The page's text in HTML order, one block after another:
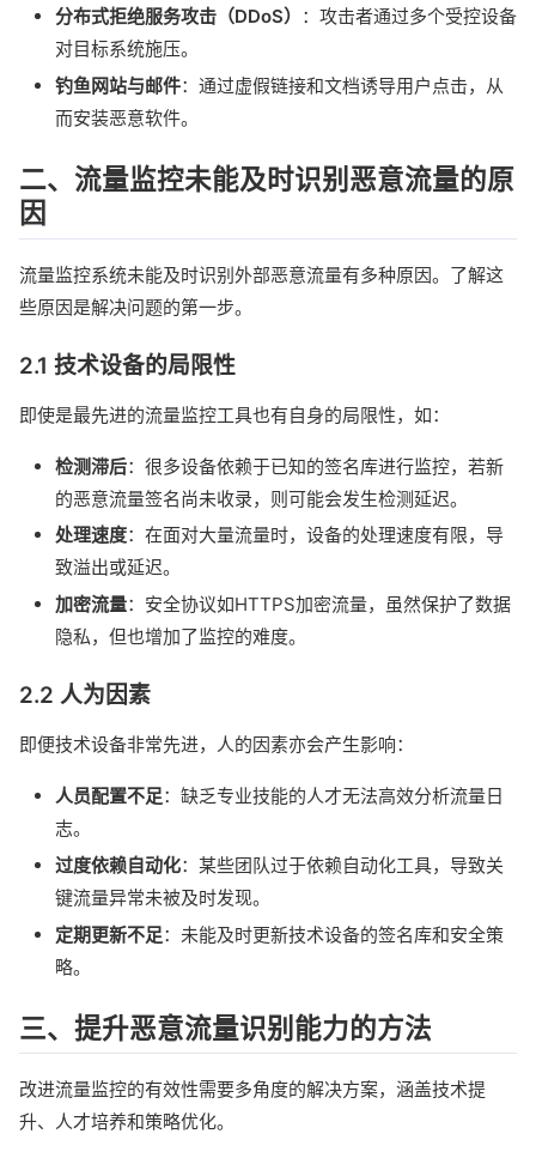
分布式拒绝服务攻击（DDoS） ：攻击者通过多个受控设备
对目标系统施压。
钓鱼网站与邮件：通过虚假链接和文档诱导用户点击，从
而安装恶意软件。
二、流量监控未能及时识别恶意流量的原
因
流量监控系统未能及时识别外部恶意流量有多种原因。了解这
些原因是解决问题的第一步。
2.1 技术设备的局限性
即使是最先进的流量监控工具也有自身的局限性，如：
检测滞后：很多设备依赖于已知的签名库进行监控，若新
的恶意流量签名尚未收录，则可能会发生检测延迟。
处理速度：在面对大量流量时，设备的处理速度有限，导
致溢出或延迟。
加密流量：安全协议如HTTPS加密流量，虽然保护了数据
隐私，但也增加了监控的难度。
2.2 人为因素
即便技术设备非常先进，人的因素亦会产生影响：
人员配置不足：缺乏专业技能的人才无法高效分析流量日
志。
过度依赖自动化：某些团队过于依赖自动化工具，导致关
键流量异常未被及时发现。
定期更新不足：未能及时更新技术设备的签名库和安全策
略。
三、提升恶意流量识别能力的方法
改进流量监控的有效性需要多角度的解决方案，涵盖技术提
升、人才培养和策略优化。